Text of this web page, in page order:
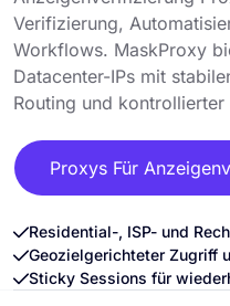
Verifizierung,
Workflows. MaskProxy
Datacenter-IPs mit
Routing und kontrollierter
Proxys Für
Residential-, ISP- und
Geozielgerichteter Zugriff
Sticky Sessions für